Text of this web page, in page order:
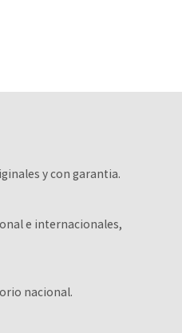
y con garantia.
e internacionales,
nacional.